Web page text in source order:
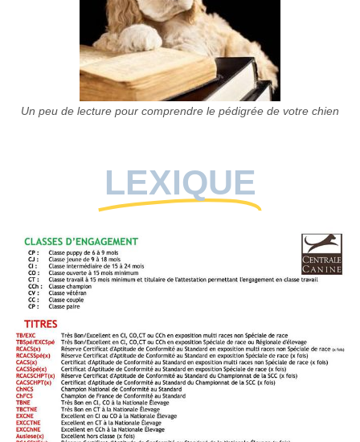
Un peu de lecture pour comprendre le pédigrée de votre chien
LEXIQUE